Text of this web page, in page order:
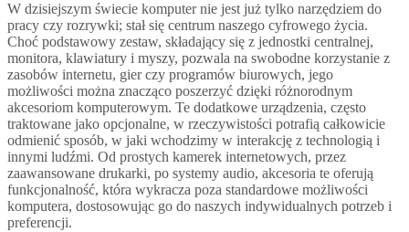
W dzisiejszym świecie komputer nie jest już tylko narzędziem do
pracy czy rozrywki; stał się centrum naszego cyfrowego życia.
Choć podstawowy zestaw, składający się z jednostki centralnej,
monitora, klawiatury i myszy, pozwala na swobodne korzystanie z
zasobów internetu, gier czy programów biurowych, jego
możliwości można znacząco poszerzyć dzięki różnorodnym
akcesoriom komputerowym. Te dodatkowe urządzenia, często
traktowane jako opcjonalne, w rzeczywistości potrafią całkowicie
odmienić sposób, w jaki wchodzimy w interakcję z technologią i
innymi ludźmi. Od prostych kamerek internetowych, przez
zaawansowane drukarki, po systemy audio, akcesoria te oferują
funkcjonalność, która wykracza poza standardowe możliwości
komputera, dostosowując go do naszych indywidualnych potrzeb i
preferencji.